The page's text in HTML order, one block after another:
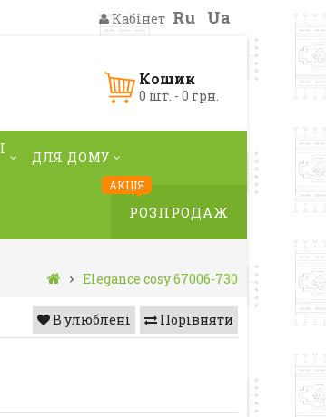
Кабінет Ru Ua
Кошик
0 шт. - 0 грн.
ДЛЯ ДОМУ
АКЦІЯ
РОЗПРОДАЖ
Elegance cosy 67006-730
Порівняти
В улюблені